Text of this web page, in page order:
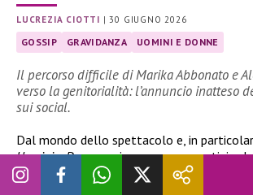
LUCREZIA CIOTTI |30 GIUGNO 2026
GOSSIP GRAVIDANZA UOMINI E DONNE
Il percorso difficile di Marika Abbonato e
verso la genitorialità: l’annuncio inatteso
sui social.
Dal mondo dello spettacolo e, in
Uomini e Donne, arriva una nuova notizia
immediatamente attirato l’attenzione del
corteggiatriceMarika Abbonato